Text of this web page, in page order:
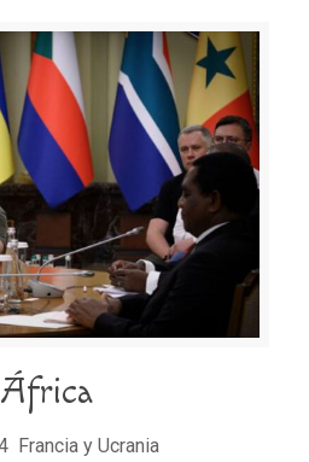
Francia y Ucrania